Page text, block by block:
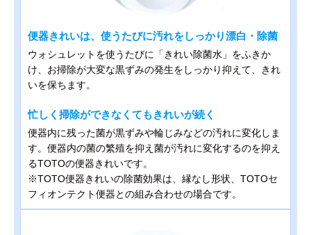
便器きれいは、使うたびに汚れをしっかり漂白・除菌
ウォシュレットを使うたびに「きれい除菌水」をふきか
け、お掃除が大変な黒ずみの発生をしっかり抑えて、きれ
いを保ちます。
忙しく掃除ができなくてもきれいが続く
便器内に残った菌が黒ずみや輪じみなどの汚れに変化しま
す。便器内の菌の繁殖を抑え菌が汚れに変化するのを抑え
るTOTOの便器きれいです。
※TOTO便器きれいの除菌効果は、縁なし形状、TOTOセ
フィオンテクト便器との組み合わせの場合です。